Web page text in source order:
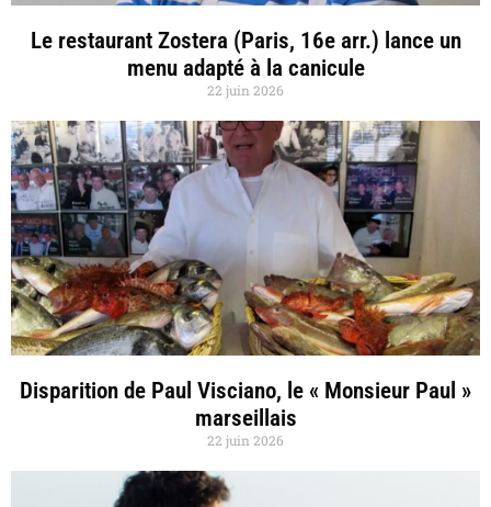
Le restaurant Zostera (Paris, 16e arr.) lance un
menu adapté à la canicule
22 juin 2026
Disparition de Paul Visciano, le « Monsieur Paul »
marseillais
22 juin 2026